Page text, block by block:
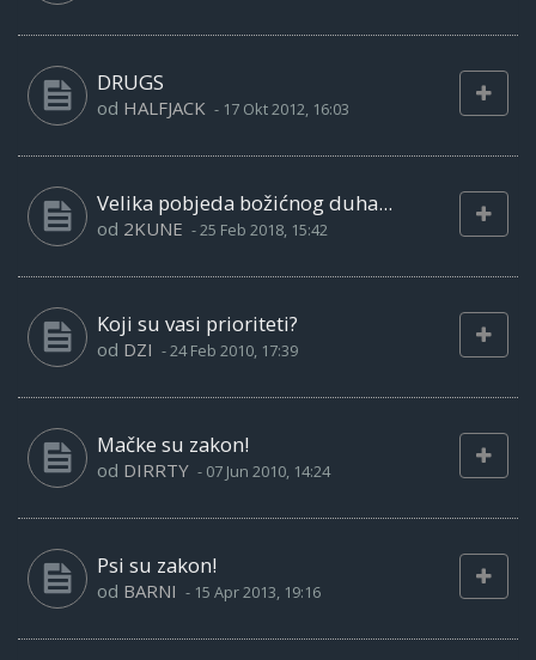
DRUGS
od HALFJACK - 17 Okt 2012, 16:03
Velika pobjeda božićnog duha...
od 2KUNE -25 Feb 2018, 15:42
Koji su vasi prioriteti?
od DZI -24 Feb 2010, 17:39
Mačke su zakon!
od DIRRTY - 07 Jun 2010, 14:24
Psi su zakon!
od BARNI - 15 Apr 2013, 19:16